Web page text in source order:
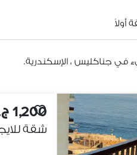
أولاً
في جناكليس ، الإسكندرية.
1,200 ج.م